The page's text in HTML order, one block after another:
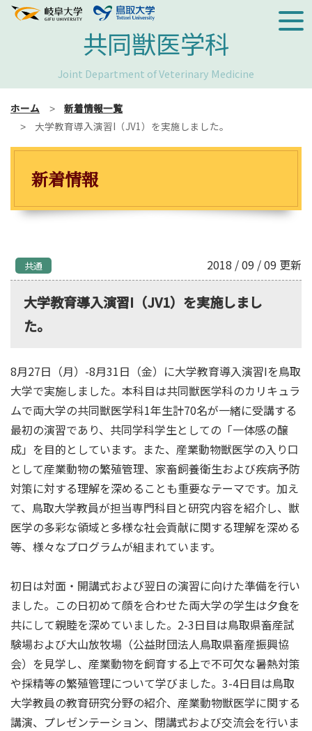
共同獣医学科
Joint Department of Veterinary Medicine
ホーム
新着情報一覧
大学教育導入演習I（JV1）を実施しました。
新着情報
共通 2018 / 09 / 09 更新
大学教育導入演習I（JV1）を実施しまし
た。
8月27日（月）-8月31日（金）に大学教育導入演習Iを鳥取
大学で実施しました。本科目は共同獣医学科のカリキュラ
ムで両大学の共同獣医学科1年生計70名が一緒に受講する
最初の演習であり、共同学科学生としての「一体感の醸
成」を目的としています。また、産業動物獣医学の入り口
として産業動物の繁殖管理、家畜飼養衛生および疾病予防
対策に対する理解を深めることも重要なテーマです。加え
て、鳥取大学教員が担当専門科目と研究内容を紹介し、獣
医学の多彩な領域と多様な社会貢献に関する理解を深める
等、様々なプログラムが組まれています。
初日は対面・開講式および翌日の演習に向けた準備を行い
ました。この日初めて顔を合わせた両大学の学生は夕食を
共にして親睦を深めていました。2-3日目は鳥取県畜産試
験場および大山放牧場（公益財団法人鳥取県畜産振興協
会）を見学し、産業動物を飼育する上で不可欠な暑熱対策
や採精等の繁殖管理について学びました。3-4日目は鳥取
大学教員の教育研究分野の紹介、産業動物獣医学に関する
講演、プレゼンテーション、閉講式および交流会を行いま